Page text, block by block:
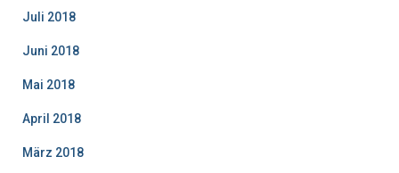
Juli 2018
Juni 2018
Mai 2018
April 2018
März 2018